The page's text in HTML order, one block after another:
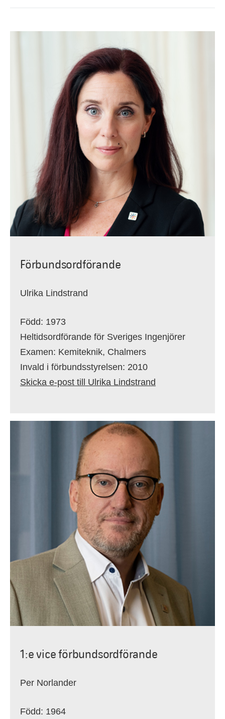
Förbundsordförande
Ulrika Lindstrand
Född: 1973
Heltidsordförande för Sveriges Ingenjörer
Examen: Kemiteknik, Chalmers
Invald i förbundsstyrelsen: 2010
Skicka e-post till Ulrika Lindstrand
1:e vice förbundsordförande
Per Norlander
Född: 1964